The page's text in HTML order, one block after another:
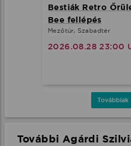
Bestiák Retro
Bee fellépés
Mezőtúr, Szabadtér
2026.08.28 23:00
Továbbiak
További Agárdi